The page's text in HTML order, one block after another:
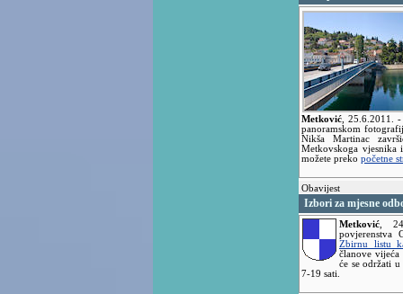
Metković 25.6.2011. -
panoramskom
Nikša Martinac
Metkovskoga
možete preko početne
Obavijest
Izbori za mjesne
Metković
povjerenstva
Zbirnu listu
članove
će se održati
7-19 sati.